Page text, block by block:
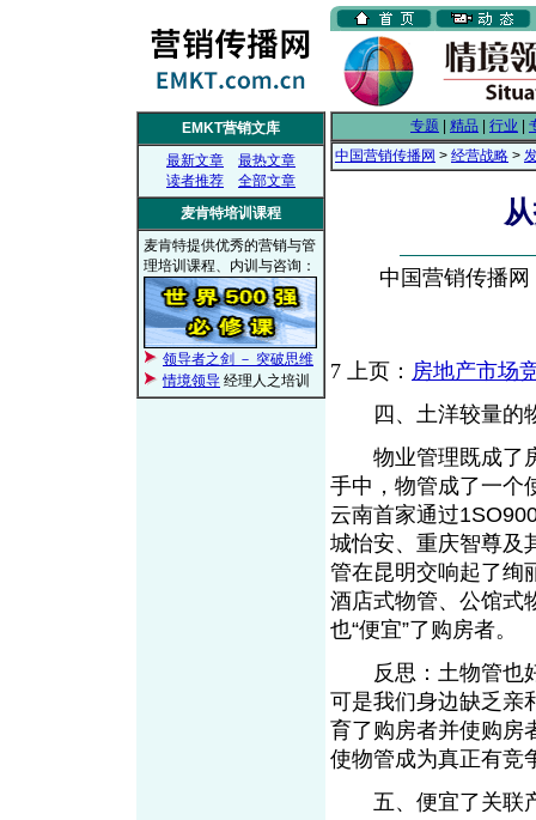
EMKT营销文库
最新文章
最热文章
读者推荐
全部文章
麦肯特培训课程
麦肯特提供优秀的营销与管
理培训课程、内训与咨询：
领导者之剑 － 突破思维
情境领导 经理人之培训
专题 精品 行业
中国营销传播网 > 经营战略 >
中国营销传播
7 上页： 房地产市场
四、土洋较量的
物业管理既成了房
手中，物管成了一个
云南首家通过
城怡安、重庆智尊及
管在昆明交响起了绚
酒店式物管、公馆式
也“便宜”了购房者。
反思：土物管也好
可是我们身边缺乏亲
育了购房者并使购房
使物管成为真正有竞
五、便宜了关联